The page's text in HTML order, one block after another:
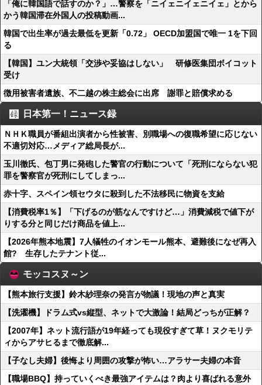
「俺に韓国語で話すのか？」…警察を「ニイェニイェニイェ」とから
かう韓国滞在外国人の投稿動画...
韓国で出生率が過去最低を更新「0.72」 OECD加盟国で唯一 1を下回
る
【韓国】ユン大統領「交渉や妥協はしない」 研修医集団ボイコット
受け
徴用被害者遺族、不二越の株主総会に出席 謝罪と賠償求める
日本第一！ニュース録
ＮＨＫ職員が番組出演者から性被害、別職場への復職希望に応じない
不適切対応…メディア総局長が...
玉川徹氏、包丁男に発砲した警官の行動について「死刑にならない犯
罪を警察官が死刑にしてしまっ...
赤十字、スペイン領セウタに殺到した不法移民に物資を支給
【消費税率1％】「下げるのが筋なんですけど…」消費減税で値下が
りする分と同じだけ商品を値上...
【2026年熊本地震】7人犠牲のイオンモール熊本、避難後になぜ再入
館? 生存したテナント従...
モッコスヌ～ン
【熊本旅行支援】鈴木紗理奈の発言が物議！現地の声と真実
【洗濯機】ドラム式vs縦型、ネットで大激論！結局どっちが正解？
【2007年】ネット流行語が19年経っても現役すぎて草！ヌクモリテ
ィからアサヒるまで徹底解...
【子なし夫婦】後悔より周囲の攻撃が怖い…アラサー夫婦の本音
【職場BBQ】持っていくべき最強アイテムは？肉より喜ばれる意外